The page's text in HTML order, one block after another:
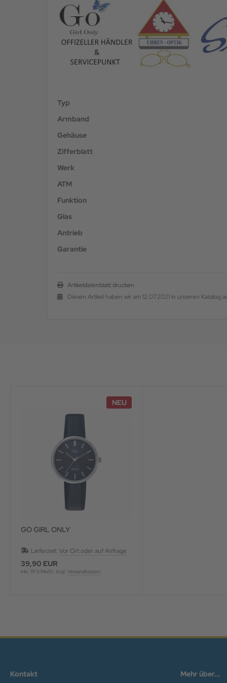
Typ
Armband
Gehäuse
Zifferblatt
Werk
ATM
Funktion
Glas
Antrieb
Garantie
Artikeldatenblatt drucken
Diesen Artikel haben wir am 12.07.2021 in unseren Katalog
NEU
GO GIRL ONLY
Lieferzeit: Vor Ort oder auf Anfrage
39,90 EUR
inkl. 19 % MwSt. zzgl. Versandkosten
Kontakt Mehr über...